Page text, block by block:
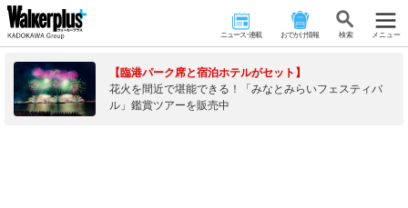
ニュース･連載 おでかけ情報 検 索 メニュー
【臨港パーク席と宿泊ホテルがセット】
花火を間近で堪能できる！「みなとみらいフェスティバ
ル」鑑賞ツアーを販売中